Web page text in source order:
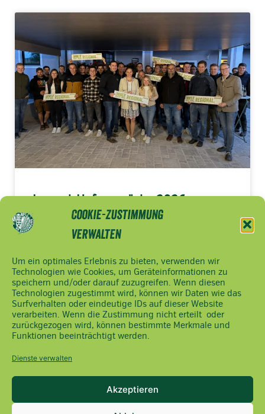
Cookie-Zustimmung
verwalten
Um ein optimales Erlebnis zu bieten, verwenden wir
Technologien wie Cookies, um Geräteinformationen zu
speichern und/oder darauf zuzugreifen. Wenn diesen
Technologien zugestimmt wird, können wir Daten wie das
Surfverhalten oder eindeutige IDs auf dieser Website
verarbeiten. Wenn die Zustimmung nicht erteilt oder
zurückgezogen wird, können bestimmte Merkmale und
Funktionen beeinträchtigt werden.
Dienste verwalten
Akzeptieren
Jugend-Hofgespräche 2026
> MEHR LESEN
NÖ
Bauernbund
Ferstlergasse
4,
3100 St.
Pölten
Impressum
Datenschutzerklärung
Cookie Hinweis